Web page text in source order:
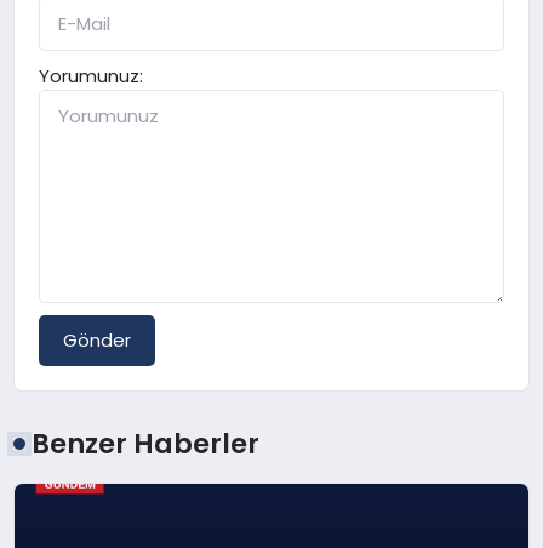
Yorumunuz:
Gönder
Benzer Haberler